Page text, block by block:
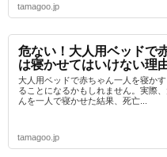
tamagoo.jp
危ない！大人用ベッドで
は寝かせてはいけない理
大人用ベッドで赤ちゃん一人を寝か
ることになるかもしれません。実際
んを一人で寝かせた結果、死亡...
tamagoo.jp